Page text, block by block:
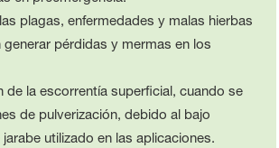
plagas, enfermedades y malas hierbas
generar pérdidas y mermas en los
de la escorrentía superficial, cuando se
de pulverización, debido al bajo
utilizado en las aplicaciones.